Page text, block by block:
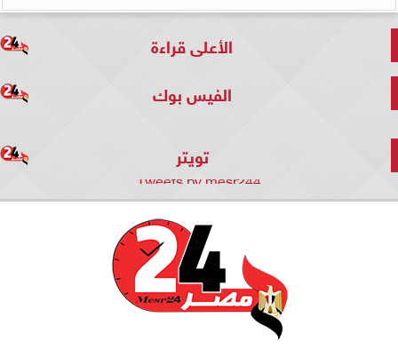
الأعلى قراءة
الفيس بوك
تويتر
Tweets by mesr244